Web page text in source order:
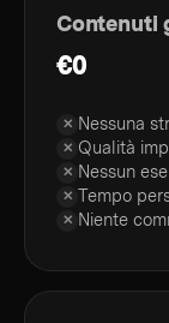
Contenuti
€0
✕ Nessuna
✕ Qualità
✕ Nessun
✕ Tempo
✕ Niente